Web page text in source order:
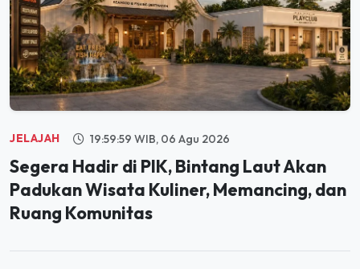
JELAJAH 19:59:59 WIB, 06 Agu 2026
Segera Hadir di PIK, Bintang Laut Akan
Padukan Wisata Kuliner, Memancing, dan
Ruang Komunitas